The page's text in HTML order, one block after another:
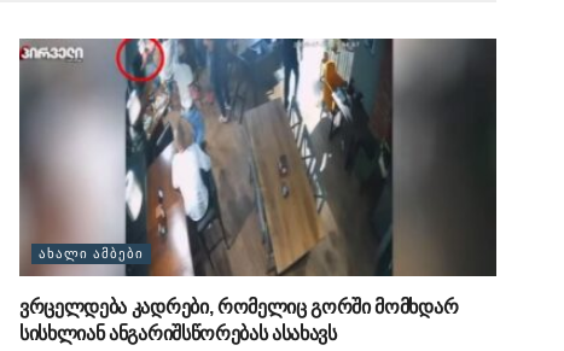
ᲐᲮᲐᲚᲘ ᲐᲛᲑᲔᲑᲘ
ვრცელდება კადრები, რომელიც გორში მომხდარ
სისხლიან ანგარიშსწორებას ასახავს